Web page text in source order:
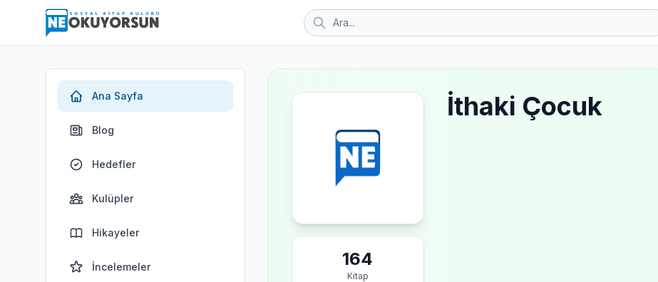
Ana Sayfa
Blog
Hedefler
Kulüpler
Hikayeler
İncelemeler 164
Kitap
İthaki Çocuk